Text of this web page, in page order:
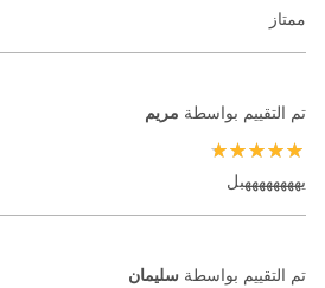
ممتاز
تم التقييم بواسطة مريم
يههههههههبل
تم التقييم بواسطة سليمان